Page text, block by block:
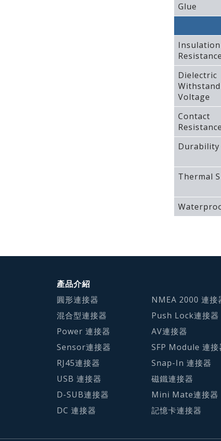
Glue
Insulation
Dielectric
Voltage
Contact
Durability
Thermal
產品介紹
圓形連接器
混合型連接器
Power 連接器
Sensor連接器
RJ45連接器
USB 連接器
D-SUB連接器
DC 連接器
NMEA 2000 連接
Push Lock連接器
AV連接器
SFP Module 連接
Snap-In 連接器
磁鐵連接器
Mini Mate連接器
記憶卡連接器